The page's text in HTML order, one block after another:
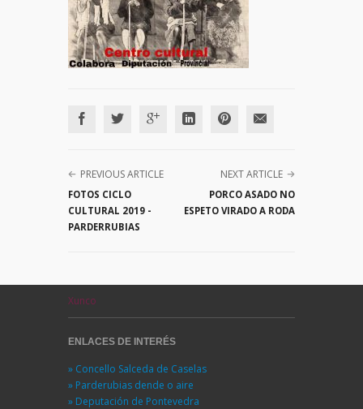
PREVIOUS ARTICLE
FOTOS CICLO
CULTURAL 2019 -
PARDERRUBIAS
NEXT ARTICLE
PORCO ASADO NO
ESPETO VIRADO A RODA
Xunco
ENLACES DE INTERÉS
» Concello Salceda de Caselas
» Parderubias dende o aire
» Deputación de Pontevedra